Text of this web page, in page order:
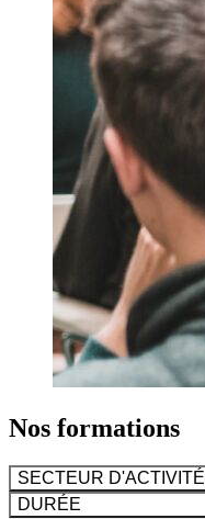
Nos formations
SECTEUR D'ACTIVITÉ
DURÉE